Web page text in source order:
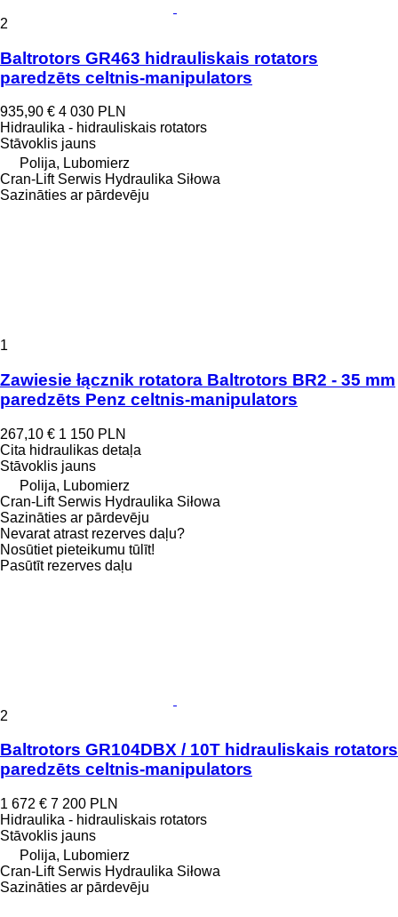
2
Baltrotors GR463 hidrauliskais rotators
paredzēts celtnis-manipulators
935,90 € 4 030 PLN
Hidraulika - hidrauliskais rotators
Stāvoklis jauns
Polija, Lubomierz
Cran-Lift Serwis Hydraulika Siłowa
Sazināties ar pārdevēju
1
Zawiesie łącznik rotatora Baltrotors BR2 - 35 mm
paredzēts Penz celtnis-manipulators
267,10 € 1 150 PLN
Cita hidraulikas detaļa
Stāvoklis jauns
Polija, Lubomierz
Cran-Lift Serwis Hydraulika Siłowa
Sazināties ar pārdevēju
Nevarat atrast rezerves daļu?
Nosūtiet pieteikumu tūlīt!
Pasūtīt rezerves daļu
2
Baltrotors GR104DBX / 10T hidrauliskais rotators
paredzēts celtnis-manipulators
1 672 € 7 200 PLN
Hidraulika - hidrauliskais rotators
Stāvoklis jauns
Polija, Lubomierz
Cran-Lift Serwis Hydraulika Siłowa
Sazināties ar pārdevēju